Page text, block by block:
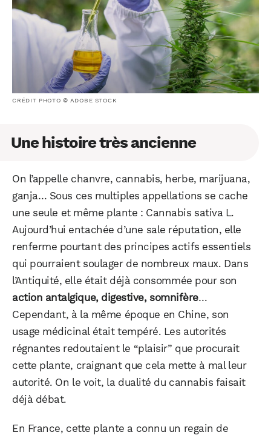
CRÉDIT PHOTO © ADOBE STOCK
Une histoire très ancienne
On l’appelle chanvre, cannabis, herbe, marijuana,
ganja… Sous ces multiples appellations se cache
une seule et même plante : Cannabis sativa L.
Aujourd’hui entachée d’une sale réputation, elle
renferme pourtant des principes actifs essentiels
qui pourraient soulager de nombreux maux. Dans
l’Antiquité, elle était déjà consommée pour son
action antalgique, digestive, somnifère…
Cependant, à la même époque en Chine, son
usage médicinal était tempéré. Les autorités
régnantes redoutaient le “plaisir” que procurait
cette plante, craignant que cela mette à mal leur
autorité. On le voit, la dualité du cannabis faisait
déjà débat.
En France, cette plante a connu un regain de